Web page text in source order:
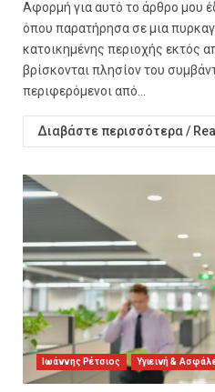
Αφορμή για αυτό το άρθρο μου
όπου παρατήρησα σε μια
κατοικημένης περιοχής εκτός
βρίσκονται πλησίον του
περιφερόμενοι από...
Διαβάστε περισσότερα /
Ιωάννης Ρέτσιος Υγιεινή &